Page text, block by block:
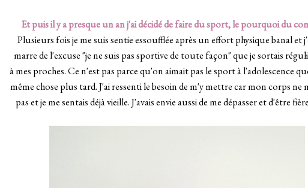
Et puis il y a presque un an j'ai décidé de faire du sport, le pourquoi du
Plusieurs fois je me suis sentie essoufflée après un effort physique banal et
marre de l'excuse "je ne suis pas sportive de toute façon" que je sortais
à mes proches. Ce n'est pas parce qu'on aimait pas le sport à l'adolescence
même chose plus tard. J'ai ressenti le besoin de m'y mettre car mon corps ne
pas et je me sentais déjà vieille. J'avais envie aussi de me dépasser et d'être